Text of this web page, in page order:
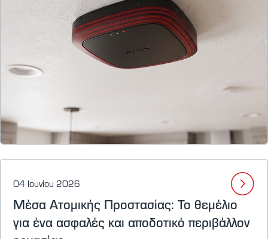
04 Ιουνίου 2026
Μέσα Ατομικής Προστασίας: Το θεμέλιο
για ένα ασφαλές και αποδοτικό περιβάλλον